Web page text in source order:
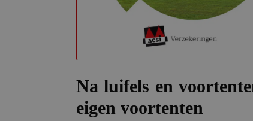
Na luifels en
eigen voortenten